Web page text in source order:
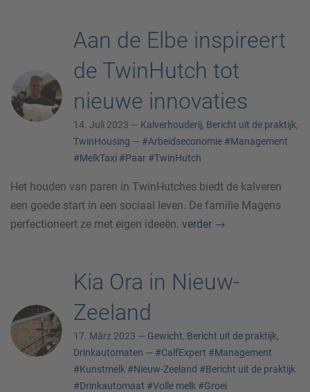
Aan de Elbe inspireert
de TwinHutch tot
nieuwe innovaties
14. Juli 2023 — Kalverhouderij, Bericht uit de praktijk,
TwinHousing — #Arbeidseconomie #Management
#MelkTaxi #Paar #TwinHutch
Het houden van paren in TwinHutches biedt de kalveren
een goede start in een sociaal leven. De familie Magens
perfectioneert ze met eigen ideeën. verder →
Kia Ora in Nieuw-
Zeeland
17. März 2023 — Gewicht, Bericht uit de praktijk,
Drinkautomaten — #CalfExpert #Management
#Kunstmelk #Nieuw-Zeeland #Bericht uit de praktijk
#Drinkautomaat #Volle melk #Groei